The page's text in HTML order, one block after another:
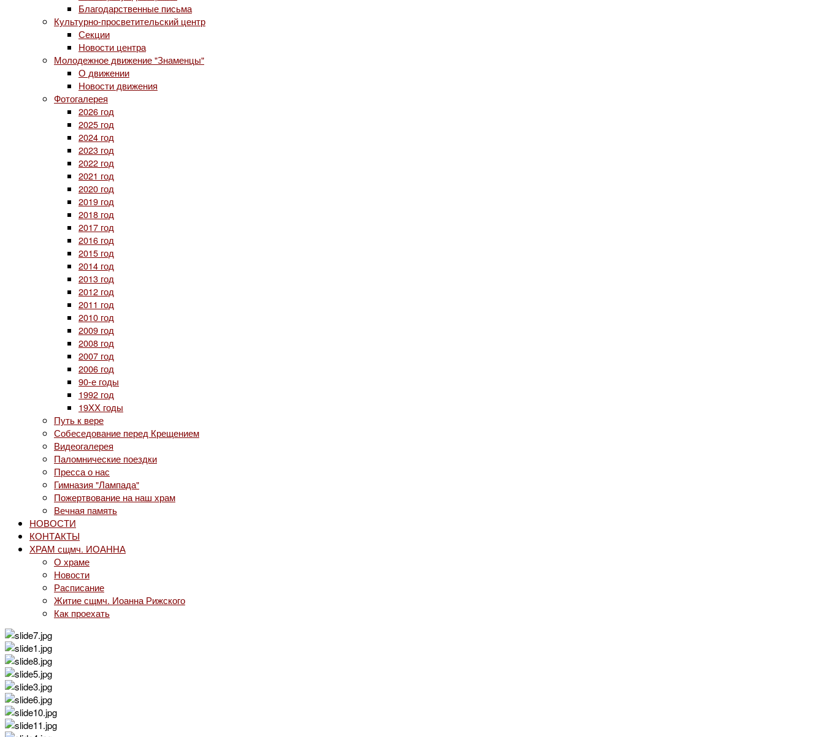
Благодарственные письма
Культурно-просветительский центр
Секции
Новости центра
Молодежное движение "Знаменцы"
О движении
Новости движения
Фотогалерея
2026 год
2025 год
2024 год
2023 год
2022 год
2021 год
2020 год
2019 год
2018 год
2017 год
2016 год
2015 год
2014 год
2013 год
2012 год
2011 год
2010 год
2009 год
2008 год
2007 год
2006 год
90-е годы
1992 год
19ХХ годы
Путь к вере
Собеседование перед Крещением
Видеогалерея
Паломнические поездки
Пресса о нас
Гимназия "Лампада"
Пожертвование на наш храм
Вечная память
НОВОСТИ
КОНТАКТЫ
ХРАМ сщмч. ИОАННА
О храме
Новости
Расписание
Житие сщмч. Иоанна Рижского
Как проехать